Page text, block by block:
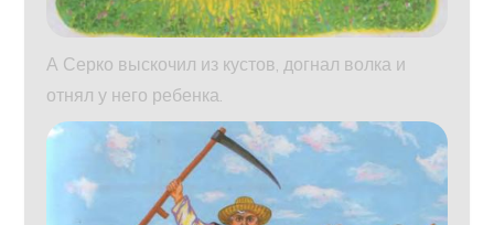
А Серко выскочил из кустов, догнал волка и
отнял у него ребенка.